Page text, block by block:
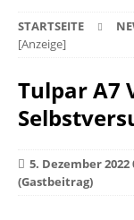
STARTSEITE
[Anzeige]
Tulpar A7
5. Dezember 2022
(Gastbeitrag)